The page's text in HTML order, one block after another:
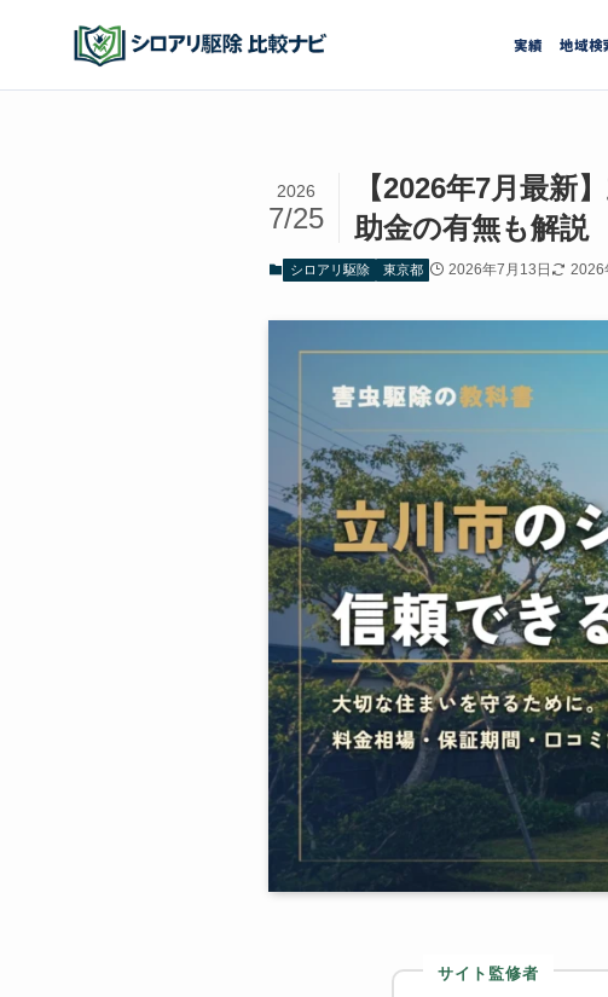
実績 地域検
【2026年7月最新
助金の有無も解説
2026
7/25
シロアリ駆除 東京都 2026年7月13日 2026
サイト監修者